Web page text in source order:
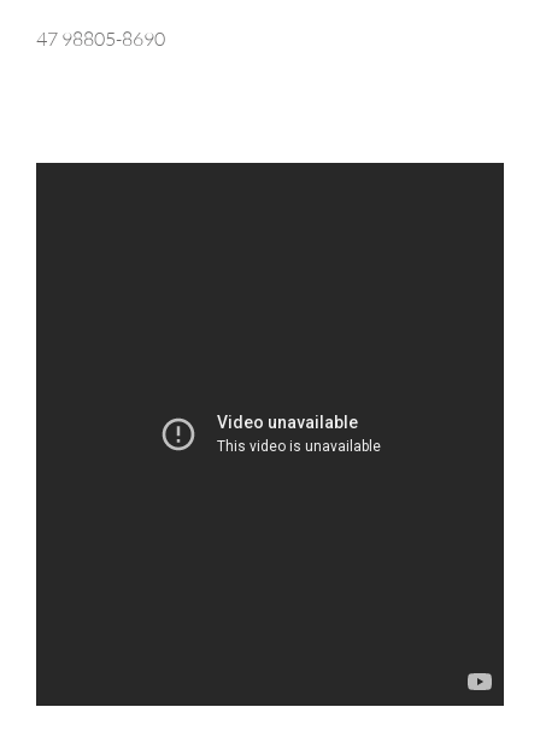
47 98805-8690